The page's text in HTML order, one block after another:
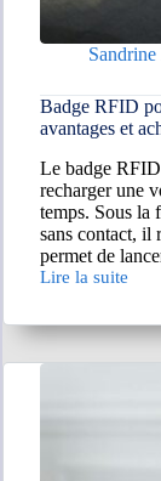
Badge RFID
avantages et
Le badge
recharger une
temps. Sous la
sans contact, il
permet de
Lire la suite
Badge
pour
VE